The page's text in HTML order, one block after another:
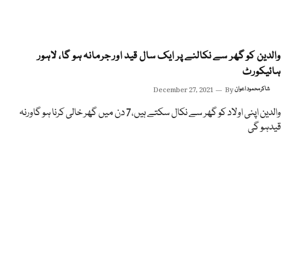
والدین کو گھر سے نکالنے پر ایک سال قید اور جرمانہ ہو گا، لاہور
ہائیکورٹ
December 27, 2021 Byشاکر محمود اعوان
والدین اپنی اولاد کو گھر سے نکال سکتے ہیں،7 دن میں گھر خالی کرنا ہو گاورنہ
قیدہو گی